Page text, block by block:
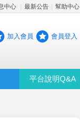
中心 最新公告 幫助中心
加入會員 會員登入
平台說明Q&A